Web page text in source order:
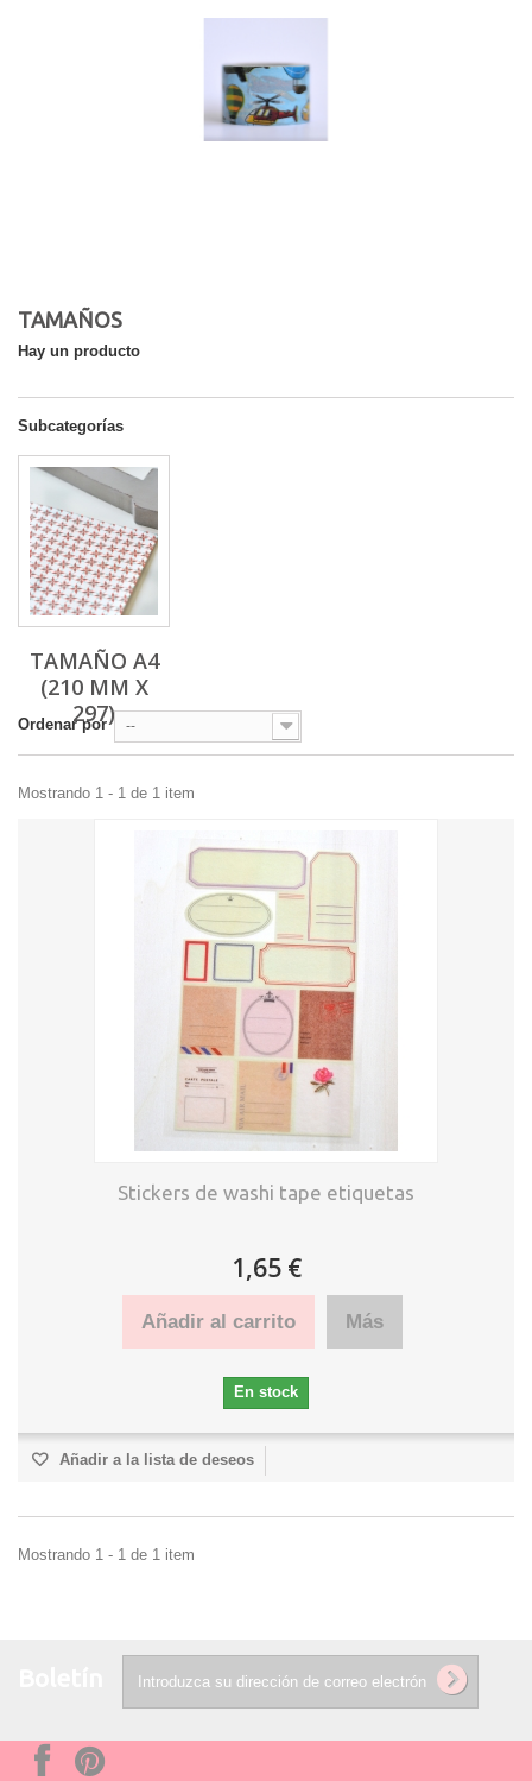
TAMAÑOS
Hay un producto
Subcategorías
TAMAÑO A4
(210 MM X
297)
Ordenar por --
Mostrando 1 - 1 de 1 item
Stickers de washi tape etiquetas
1,65 €
Añadir al carrito Más
En stock
Añadir a la lista de deseos
Mostrando 1 - 1 de 1 item